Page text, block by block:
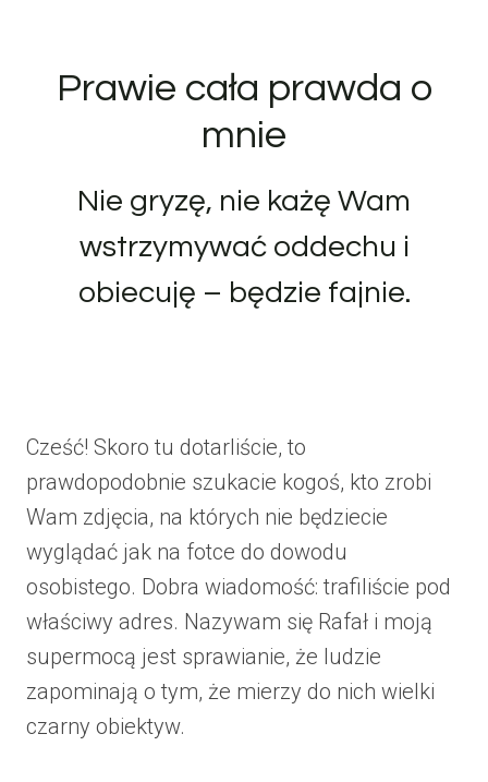
Prawie cała prawda o
mnie
Nie gryzę, nie każę Wam
wstrzymywać oddechu i
obiecuję – będzie fajnie.
Cześć! Skoro tu dotarliście, to
prawdopodobnie szukacie kogoś, kto zrobi
Wam zdjęcia, na których nie będziecie
wyglądać jak na fotce do dowodu
osobistego. Dobra wiadomość: trafiliście pod
właściwy adres. Nazywam się Rafał i moją
supermocą jest sprawianie, że ludzie
zapominają o tym, że mierzy do nich wielki
czarny obiektyw.